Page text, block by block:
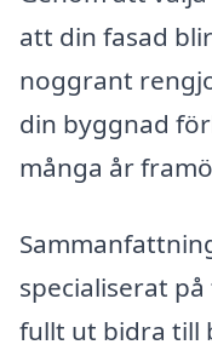
att din fasad
noggrant
din byggnad
många år
specialiserat
fullt ut bidra till